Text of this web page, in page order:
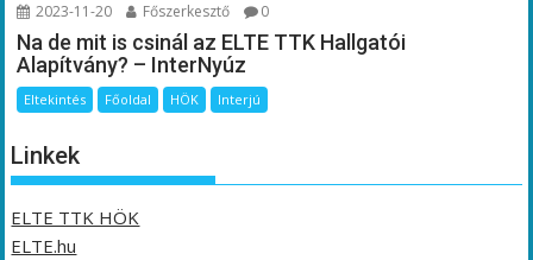
2023-11-20 Főszerkesztő 0
Na de mit is csinál az ELTE TTK Hallgatói
Alapítvány? – InterNyúz
Eltekintés Főoldal HÖK Interjú
Linkek
ELTE TTK HÖK
ELTE.hu